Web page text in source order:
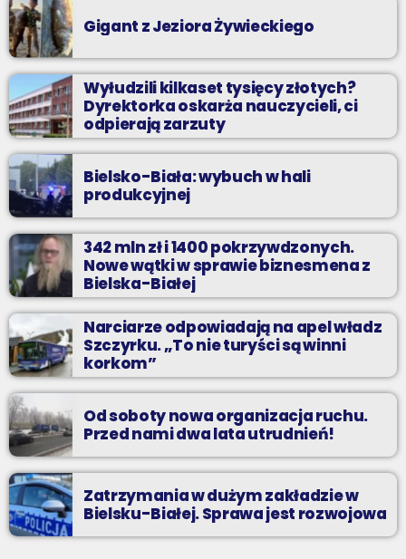
Gigant z Jeziora Żywieckiego
Wyłudzili kilkaset tysięcy złotych?
Dyrektorka oskarża nauczycieli, ci
odpierają zarzuty
Bielsko-Biała: wybuch w hali
produkcyjnej
342 mln zł i 1400 pokrzywdzonych.
Nowe wątki w sprawie biznesmena z
Bielska-Białej
Narciarze odpowiadają na apel władz
Szczyrku. „To nie turyści są winni
korkom”
Od soboty nowa organizacja ruchu.
Przed nami dwa lata utrudnień!
Zatrzymania w dużym zakładzie w
Bielsku-Białej. Sprawa jest rozwojowa